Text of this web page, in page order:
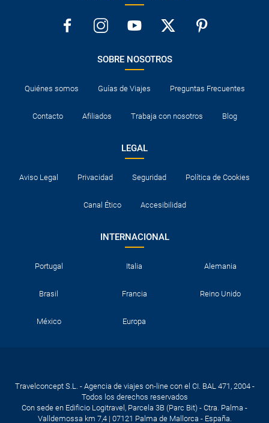
SOBRE NOSOTROS
Quiénes somos Guías de Viajes Preguntas Frecuentes
Contacto Afiliados Trabaja con nosotros Blog
LEGAL
Aviso Legal Privacidad Seguridad Política de Cookies
Canal Ético Accesibilidad
INTERNACIONAL
Portugal Italia Alemania
Brasil Francia Reino Unido
México Europa
Travelconcept S.L. - Agencia de viajes on-line con el CI. BAL 471, 2004 -
Todos los derechos reservados
Con sede en Edificio Logitravel, Parcela 3B (Parc Bit) - Ctra. Palma -
Valldemossa km 7,4 | 07121 Palma de Mallorca - España.